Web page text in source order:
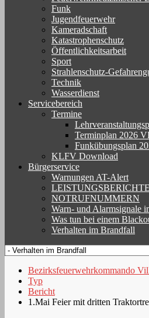
Funk
Jugendfeuerwehr
Kameradschaft
Katastrophenschutz
Öffentlichkeitsarbeit
Sport
Strahlenschutz-
Technik
Wasserdienst
Servicebereich
Termine
Terminplan 2026
Funkübungsplan
KLFV Download
Bürgerservice
Warnungen AT-Alert
LEISTUNGSBERICHTE
NOTRUFNUMMERN
Warn- und Alarmsignale
Was tun bei einem
Verhalten im Brandfall
Bezirksfeuerwehrkommando
Typ
Bericht
1.Mai Feier mit dritten